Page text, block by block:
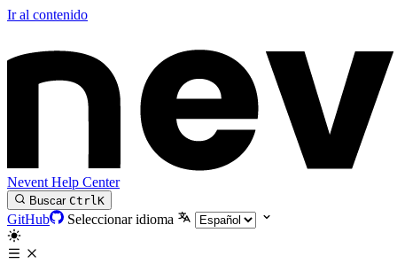
Ir al contenido
Nevent Help Center
Buscar CtrlK
GitHub Seleccionar idioma